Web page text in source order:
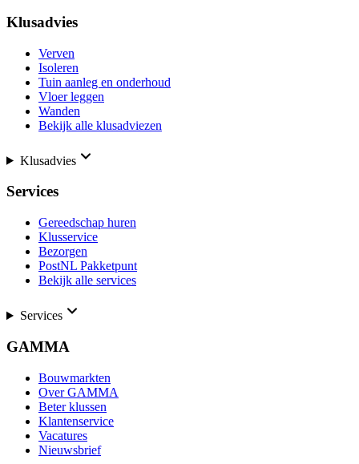
Klusadvies
Verven
Isoleren
Tuin aanleg en onderhoud
Vloer leggen
Wanden
Bekijk alle klusadviezen
Klusadvies
Services
Gereedschap huren
Klusservice
Bezorgen
PostNL Pakketpunt
Bekijk alle services
Services
GAMMA
Bouwmarkten
Over GAMMA
Beter klussen
Klantenservice
Vacatures
Nieuwsbrief